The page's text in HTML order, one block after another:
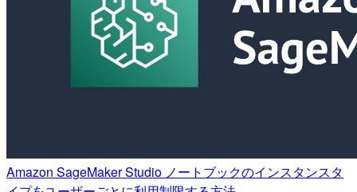
Amazon SageMaker Studio ノートブックのインスタンスタ